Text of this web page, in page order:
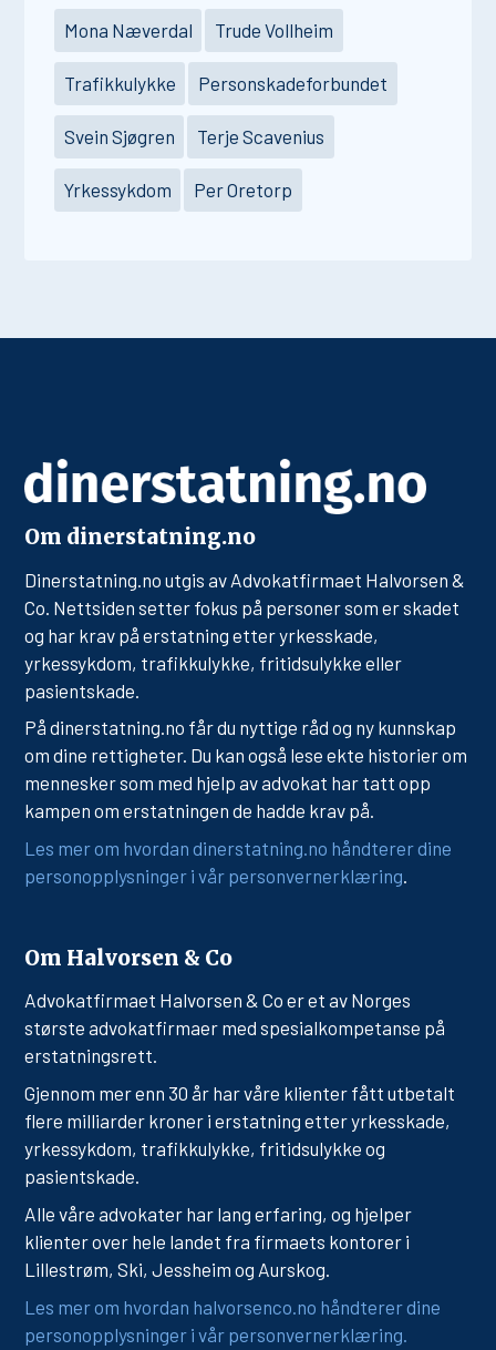
Mona Næverdal Trude Vollheim
Trafikkulykke Personskadeforbundet
Svein Sjøgren Terje Scavenius
Yrkessykdom Per Oretorp
Om dinerstatning.no
Dinerstatning.no utgis av Advokatfirmaet Halvorsen &
Co. Nettsiden setter fokus på personer som er skadet
og har krav på erstatning etter yrkesskade,
yrkessykdom, trafikkulykke, fritidsulykke eller
pasientskade.
På dinerstatning.no får du nyttige råd og ny kunnskap
om dine rettigheter. Du kan også lese ekte historier om
mennesker som med hjelp av advokat har tatt opp
kampen om erstatningen de hadde krav på.
Les mer om hvordan dinerstatning.no håndterer dine
personopplysninger i vår personvernerklæring.
Om Halvorsen & Co
Advokatfirmaet Halvorsen & Co er et av Norges
største advokatfirmaer med spesialkompetanse på
erstatningsrett.
Gjennom mer enn 30 år har våre klienter fått utbetalt
flere milliarder kroner i erstatning etter yrkesskade,
yrkessykdom, trafikkulykke, fritidsulykke og
pasientskade.
Alle våre advokater har lang erfaring, og hjelper
klienter over hele landet fra firmaets kontorer i
Lillestrøm, Ski, Jessheim og Aurskog.
Les mer om hvordan halvorsenco.no håndterer dine
personopplysninger i vår personvernerklæring.